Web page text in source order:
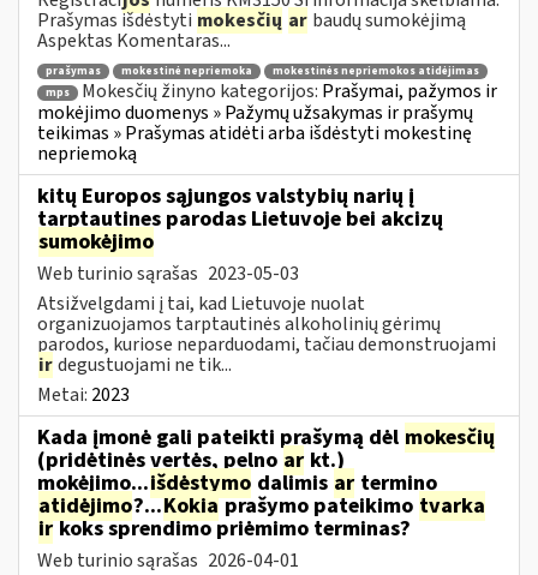
Prašymas išdėstyti mokesčių ar baudų sumokėjimą
Aspektas Komentaras...
prašymas mokestinė nepriemoka
mokestinės nepriemokos atidėjimas
mps
Mokesčių žinyno kategorijos: Prašymai, pažymos ir
mokėjimo duomenys » Pažymų užsakymas ir prašymų
teikimas » Prašymas atidėti arba išdėstyti mokestinę
nepriemoką
kitų Europos sąjungos valstybių narių į
tarptautines parodas Lietuvoje bei akcizų
sumokėjimo
Web turinio sąrašas 2023-05-03
Atsižvelgdami į tai, kad Lietuvoje nuolat
organizuojamos tarptautinės alkoholinių gėrimų
parodos, kuriose neparduodami, tačiau demonstruojami
irdegustuojami ne tik...
Metai: 2023
Kada įmonė gali pateikti prašymą dėl mokesčių
(pridėtinės vertės, pelno ar kt.)
mokėjimo...išdėstymo dalimis ar termino
atidėjimo?...Kokiaprašymo pateikimo tvarka
irkoks sprendimo priėmimo terminas?
Web turinio sąrašas 2026-04-01